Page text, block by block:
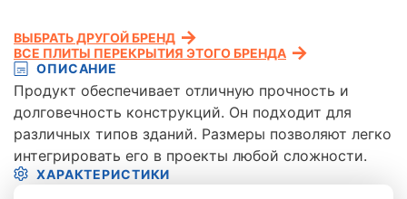
ОПИСАНИЕ
Продукт обеспечивает отличную прочность и
долговечность конструкций. Он подходит для
различных типов зданий. Размеры позволяют легко
интегрировать его в проекты любой сложности.
ХАРАКТЕРИСТИКИ
ВЫБРАТЬ ДРУГОЙ БРЕНД
ВСЕ ПЛИТЫ ПЕРЕКРЫТИЯ ЭТОГО БРЕНДА